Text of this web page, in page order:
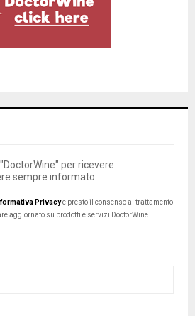
per ricevere
sempre informato.
Privacye presto il consenso al trattamento
aggiornato su prodotti e servizi DoctorWine.